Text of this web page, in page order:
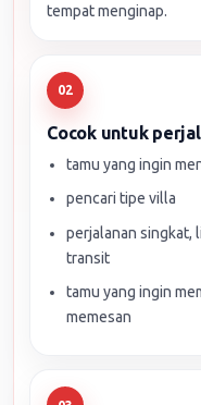
tempat menginap.
02
Cocok untuk
tamu yang ingin
pencari tipe villa
perjalanan singkat,
transit
tamu yang ingin
memesan